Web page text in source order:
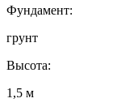
Фундамент:
грунт
Высота:
1,5 м